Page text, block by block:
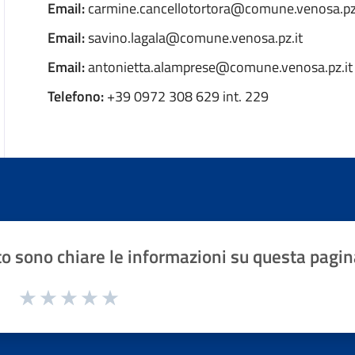
Email:
Email:savino.lagala@comune.venosa.pz.it
Email:antonietta.alamprese@comune.venosa.pz.it
Telefono:+39 0972 308 629 int. 229
sono chiare le informazioni su questa
1 a 5 stelle la pagina